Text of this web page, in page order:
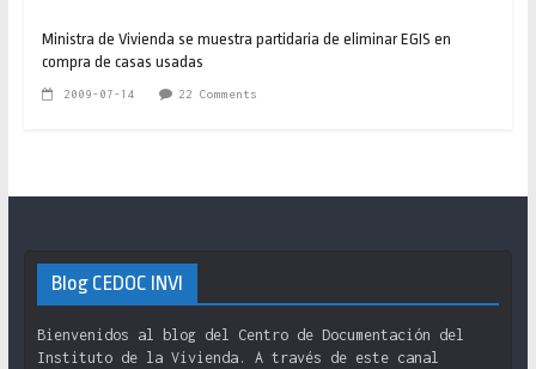
Ministra de Vivienda se muestra partidaria de eliminar EGIS en
compra de casas usadas
2009-07-14 22 Comments
Blog CEDOC INVI
Bienvenidos al blog del Centro de Documentación del
Instituto de la Vivienda. A través de este canal